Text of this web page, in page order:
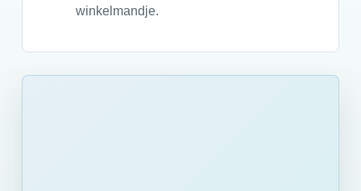
winkelmandje.